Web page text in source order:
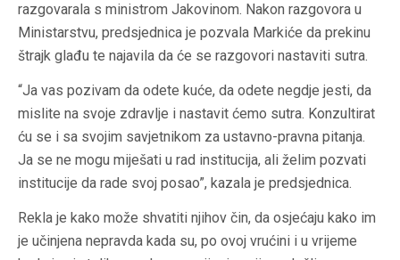
razgovarala s ministrom Jakovinom. Nakon razgovora u
Ministarstvu, predsjednica je pozvala Markiće da prekinu
štrajk glađu te najavila da će se razgovori nastaviti sutra.
“Ja vas pozivam da odete kuće, da odete negdje jesti, da
mislite na svoje zdravlje i nastavit ćemo sutra. Konzultirat
ću se i sa svojim savjetnikom za ustavno-pravna pitanja.
Ja se ne mogu miješati u rad institucija, ali želim pozvati
institucije da rade svoj posao”, kazala je predsjednica.
Rekla je kako može shvatiti njihov čin, da osjećaju kako im
je učinjena nepravda kada su, po ovoj vrućini i u vrijeme